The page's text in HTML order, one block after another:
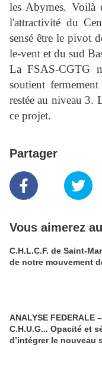
les Abymes. Voilà
l'attractivité du
sensé être le pivot
le-vent et du sud
La FSAS-CGTG
soutient
restée au niveau 3.
ce projet.
Partager
Vous aimerez
C.H.L.C.F. de Saint-
de notre mouvement
ANALYSE FEDERALE
C.H.U.G... Opacité et
d’intégrer le nouveau